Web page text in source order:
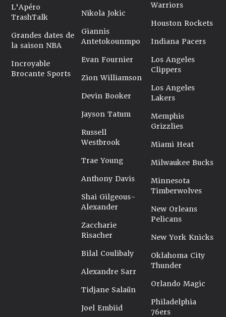
L'Apéro
TrashTalk
Grandes dates de
la saison NBA
Incroyable
Brocante Sports
Nikola Jokic
Giannis
Antetokounmpo
Evan Fournier
Zion Williamson
Devin Booker
Jayson Tatum
Russell
Westbrook
Trae Young
Anthony Davis
Shai Gilgeous-
Alexander
Zaccharie
Risacher
Bilal Coulibaly
Alexandre Sarr
Tidjane Salaün
Joel Embiid
Warriors
Houston Rockets
Indiana Pacers
Los Angeles
Clippers
Los Angeles
Lakers
Memphis
Grizzlies
Miami Heat
Milwaukee Bucks
Minnesota
Timberwolves
New Orleans
Pelicans
New York Knicks
Oklahoma City
Thunder
Orlando Magic
Philadelphia
76ers